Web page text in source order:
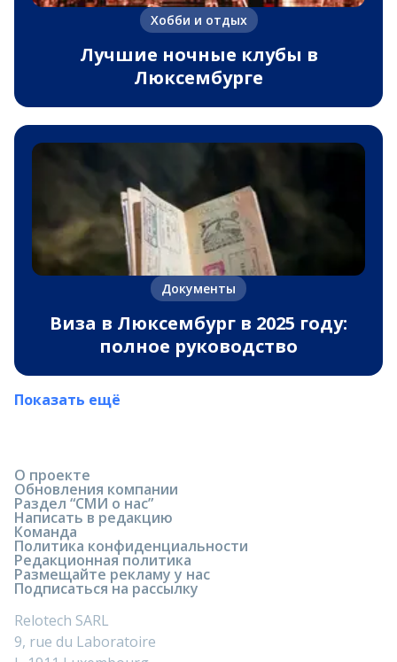
Хобби и отдых
Лучшие ночные клубы в
Люксембурге
Документы
Виза в Люксембург в 2025 году:
полное руководство
Показать ещё
О проекте
Обновления компании
Раздел “СМИ о нас”
Написать в редакцию
Команда
Политика конфиденциальности
Редакционная политика
Размещайте рекламу у нас
Подписаться на рассылку
Relotech SARL
9, rue du Laboratoire